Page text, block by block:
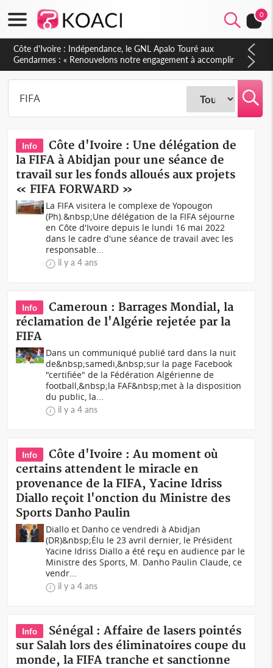
0
Sierra Leone : Un projet de réforme constitutionnelle en
gestation, points clés des amendements, un exclu d'avance
Info
Côte d'Ivoire : Une délégation de
la FIFA à Abidjan pour une séance de
travail sur les fonds alloués aux projets
« FIFA FORWARD »
La FIFA visitera le complexe de Yopougon
(Ph).&nbsp;Une délégation de la FIFA séjourne
en Côte d'Ivoire depuis le lundi 16 mai 2022
dans le cadre d'une séance de travail avec les
responsable...
il y a 4 ans
Info
Cameroun : Barrages Mondial, la
réclamation de l'Algérie rejetée par la
FIFA
Dans un communiqué publié tard dans la nuit
de&nbsp;samedi,&nbsp;sur la page Facebook
"certifiée" de la Fédération Algérienne de
football,&nbsp;la FAF&nbsp;met à la disposition
du public, la...
il y a 4 ans
Info
Côte d'Ivoire : Au moment où
certains attendent le miracle en
provenance de la FIFA, Yacine Idriss
Diallo reçoit l'onction du Ministre des
Sports Danho Paulin
Diallo et Danho ce vendredi à Abidjan
(DR)&nbsp;Élu le 23 avril dernier, le Président
Yacine Idriss Diallo a été reçu en audience par le
Ministre des Sports, M. Danho Paulin Claude, ce
vendr...
il y a 4 ans
Info
Sénégal : Affaire de lasers pointés
sur Salah lors des éliminatoires coupe du
monde, la FIFA tranche et sanctionne